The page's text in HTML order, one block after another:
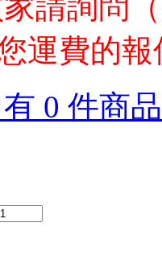
請詢問
運費的報
0 件商